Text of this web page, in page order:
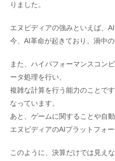
りました。
エヌビディアの強みといえば、AI
今、AI革命が起きており、渦中
また、ハイパフォーマンスコン
ータ処理を行い、
複雑な計算を行う能力のことで
なっています。
あと、ゲームに関することや自
エヌビディアのAIプラットフォ
このように、決算だけでは見え